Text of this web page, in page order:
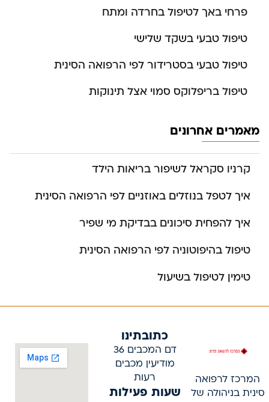
פרחי באך לטיפול בחרדה ומתח
טיפול טבעי בשקד שלישי
טיפול טבעי בסטרידור לפי הרפואה הסינית
טיפול בריפלוקס סמוי אצל תינוקות
מאמרים אחרונים
קרניו סקראל לשיפור בריאות הילד
איך לטפל בנוזלים באוזניים לפי הרפואה הסינית
איך להפחית סיכונים בבדיקת מי שפיר
טיפול בהיפוטוניה לפי הרפואה הסינית
טימין לטיפול בשיעול
המרכז לרפואה
סינית בניהולה של
כתובתינו
דם המכבים 36
מודיעין מכבים
רעות
שעות פעילות